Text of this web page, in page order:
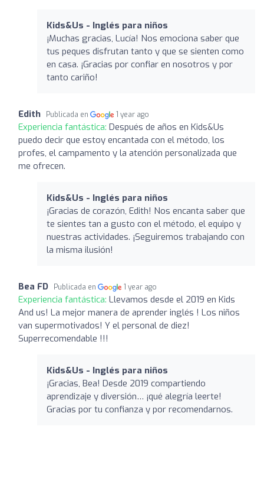
Kids&Us - Inglés para niños
¡Muchas gracias, Lucía! Nos emociona saber que
tus peques disfrutan tanto y que se sienten como
en casa. ¡Gracias por confiar en nosotros y por
tanto cariño!
Edith Publicada en 1 year ago
Experiencia fantástica: Después de años en Kids&Us
puedo decir que estoy encantada con el método, los
profes, el campamento y la atención personalizada que
me ofrecen.
Kids&Us - Inglés para niños
¡Gracias de corazón, Edith! Nos encanta saber que
te sientes tan a gusto con el método, el equipo y
nuestras actividades. ¡Seguiremos trabajando con
la misma ilusión!
Bea FD Publicada en 1 year ago
Experiencia fantástica: Llevamos desde el 2019 en Kids
And us! La mejor manera de aprender inglés ! Los niños
van supermotivados! Y el personal de diez!
Superrecomendable !!!
Kids&Us - Inglés para niños
¡Gracias, Bea! Desde 2019 compartiendo
aprendizaje y diversión… ¡qué alegría leerte!
Gracias por tu confianza y por recomendarnos.